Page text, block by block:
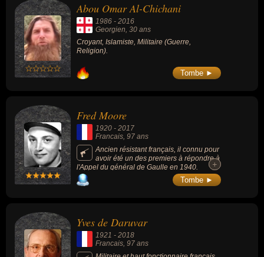
Abou Omar Al-Chichani
1986 - 2016
Georgien, 30 ans
Croyant, Islamiste, Militaire (Guerre,
Religion).
Tombe ►
Fred Moore
1920 - 2017
Francais, 97 ans
Ancien résistant français, il connu pour
avoir été un des premiers à répondre à
l'Appel du général de Gaulle en 1940.
Compagnon de la Libération, il fut député de
la Somme (de 1958 à 1962) et dernier
sa mort.
+
+
Tombe ►
Yves de Daruvar
1921 - 2018
Francais , 97 ans